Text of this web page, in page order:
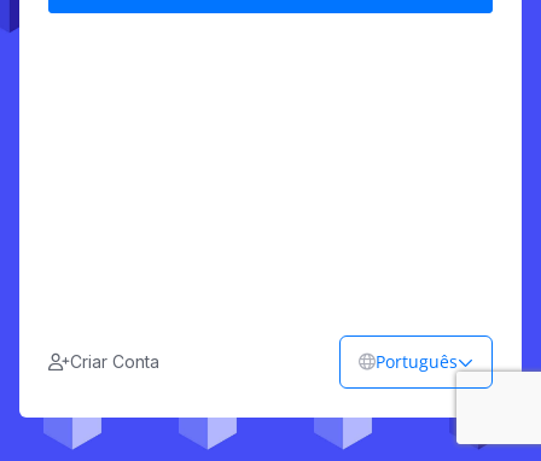
Criar Conta Português